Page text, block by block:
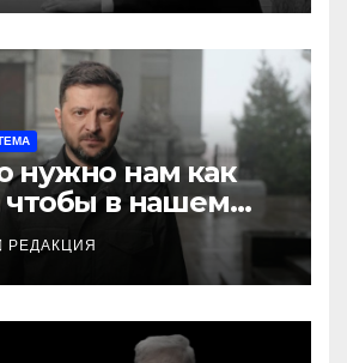
нужно нам как
чтобы в нашем
достойный мир.
к нации
Украины
Зеленского
РЕДАКЦИЯ